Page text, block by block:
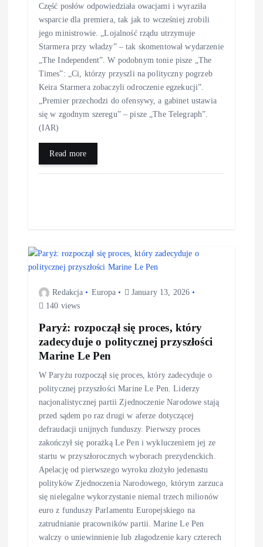
Część posłów odpowiedziała owacjami i wyraziła
wsparcie dla premiera, tak jak to wcześniej zrobili
jego ministrowie. „Lojalność rządu utrzymuje
Starmera przy władzy” – tak skomentował wydarzenie
„The Independent”. W podobnym tonie pisze „The
Times”: „Ci, którzy przyszli na polityczny pogrzeb
Keira Starmera zobaczyli odroczenie egzekucji”.
„Premier przechodzi do ofensywy, a gabinet ustawia
się w zgodnym szeregu” – pisze „The Telegraph”.
(IAR)
Read more
Redakcja Europa
January 13, 2026
140 views
Paryż: rozpoczął się proces, który
zadecyduje o politycznej przyszłości
Marine Le Pen
W Paryżu rozpoczął się proces, który zadecyduje o
politycznej przyszłości Marine Le Pen. Liderzy
nacjonalistycznej partii Zjednoczenie Narodowe stają
przed sądem po raz drugi w aferze dotyczącej
defraudacji unijnych funduszy. Pierwszy proces
zakończył się porażką Le Pen i wykluczeniem jej ze
startu w przyszłorocznych wyborach prezydenckich.
Apelację od pierwszego wyroku złożyło jedenastu
polityków Zjednoczenia Narodowego, którym zarzuca
się nielegalne wykorzystanie niemal trzech milionów
euro z funduszy Parlamentu Europejskiego na
zatrudnianie pracowników partii. Marine Le Pen
walczy o uniewinnienie lub złagodzenie kary czterech